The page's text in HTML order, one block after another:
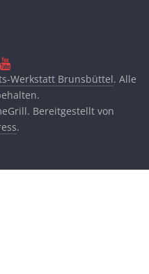
Werkstatt Brunsbüttel. Alle
Bereitgestellt von
.